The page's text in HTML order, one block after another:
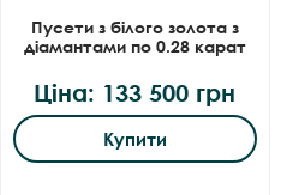
Пусети з білого золота з
діамантами по 0.28 карат
Ціна: 133 500 грн
Купити